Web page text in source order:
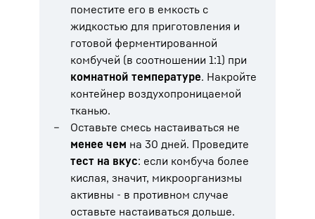
поместите его в емкость с
жидкостью для приготовления и
готовой ферментированной
комбучей (в соотношении 1:1) при
комнатной температуре. Накройте
контейнер воздухопроницаемой
тканью.
Оставьте смесь настаиваться не
менее чем на 30 дней. Проведите
тест на вкус: если комбуча более
кислая, значит, микроорганизмы
активны - в противном случае
оставьте настаиваться дольше.